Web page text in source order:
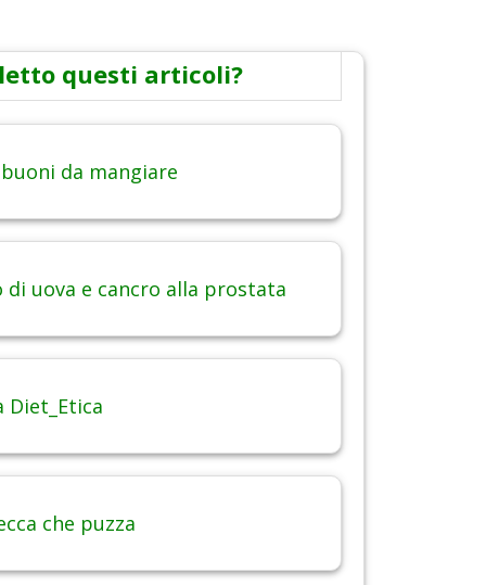
questi articoli?
da mangiare
di uova e cancro alla prostata
Diet_Etica
che puzza